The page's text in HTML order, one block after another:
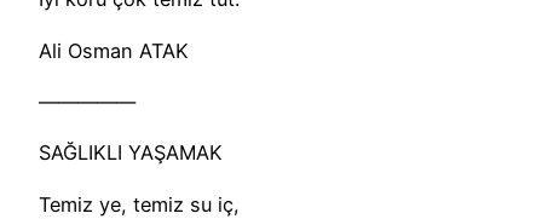
Ali Osman ATAK
—————
SAĞLIKLI YAŞAMAK
Temiz ye, temiz su iç,